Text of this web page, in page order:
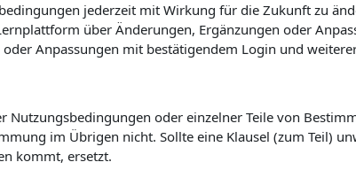
jederzeit mit Wirkung für die Zukunft zu
über Änderungen, Ergänzungen oder
Anpassungen mit bestätigendem Login und
Nutzungsbedingungen oder einzelner Teile von
im Übrigen nicht. Sollte eine Klausel (zum Teil)
kommt, ersetzt.